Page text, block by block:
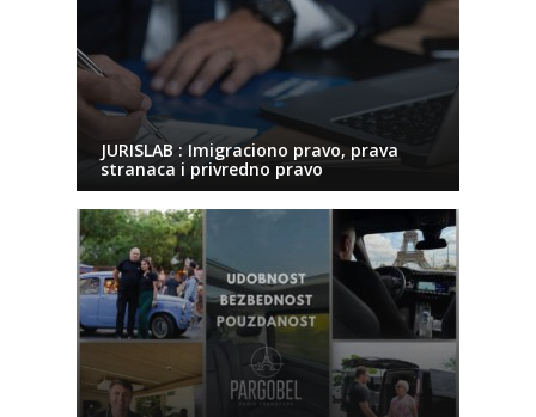
JURISLAB : Imigraciono pravo, prava
stranaca i privredno pravo